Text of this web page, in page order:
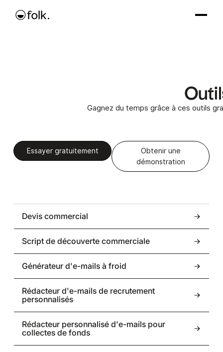
Gagnez du temps grâce à ces outils
Essayer gratuitement
Obtenir une
démonstration
Devis commercial
Script de découverte commerciale
Générateur d'e-mails à froid
Rédacteur d'e-mails de recrutement
personnalisés
Rédacteur personnalisé d'e-mails pour
collectes de fonds